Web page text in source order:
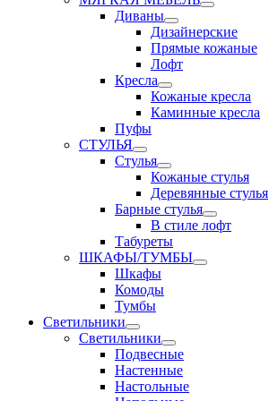
Диваны
Дизайнерские
Прямые кожаные
Лофт
Кресла
Кожаные кресла
Каминные кресла
Пуфы
СТУЛЬЯ
Стулья
Кожаные стулья
Деревянные стулья
Барные стулья
В стиле лофт
Табуреты
ШКАФЫ/ТУМБЫ
Шкафы
Комоды
Тумбы
Светильники
Светильники
Подвесные
Настенные
Настольные